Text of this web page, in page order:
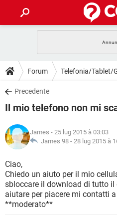
INTRATTENIMENTO
iOS
INSTAGRAM
TIKTOK
HARDWARE
GUIDE
COVID-19
INSTAGRAM
TIKTOK
HARDWARE
DOWNLOAD
COVID-19
INTRATTENIMENTO
iOS
INSTAGRAM
TIKTOK
HARDWARE
COVID-19
INTRATTENIMENTO
iOS
INSTAGRAM
TIKTOK
GLOSSARIO
COVID-19
INTRATTENIMENTO
iOS
Forum Telefonia/Tablet/
Precedente
Il mio telefono non mi
James - 25 lug 2015 à 03:03
James 98 - 28 lug 2015 à
Ciao,
Chiedo un aiuto per il mio
sbloccare il download di tutto
aiutare per piacere mi contatti
**moderato**